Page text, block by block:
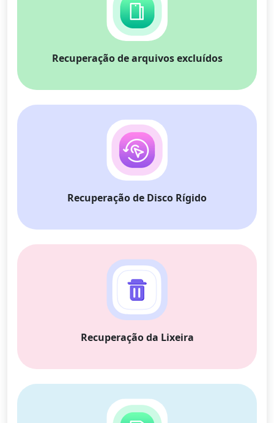
Recuperação de arquivos excluídos
Recuperação de Disco Rígido
Recuperação da Lixeira